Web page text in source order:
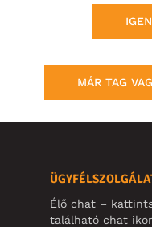
MÁR TAG
Élő chat –
található chat